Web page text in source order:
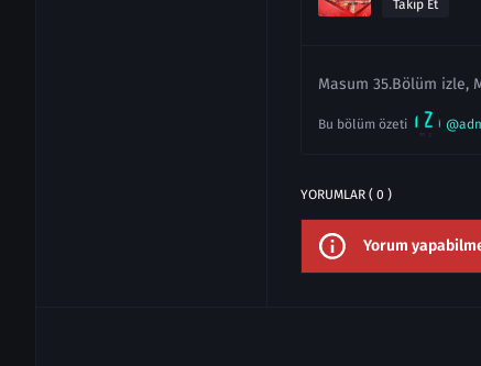
Takip Et
Masum 35.Bölüm izle,
Bu bölüm özeti
YORUMLAR ( 0 )
Yorum